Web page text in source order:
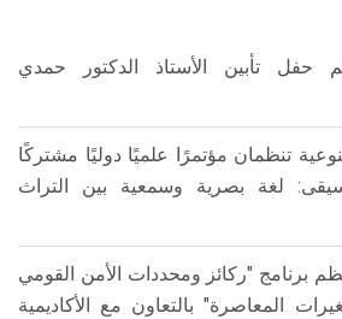
حفل تأبين الأستاذ الدكتور حمدي
النوعية تنظمان مؤتمرًا علميًا دوليًا مشتركًا
لغة بصرية وسمعية بين التراث
برنامج "ركائز ومحددات الأمن القومي
المعاصرة" بالتعاون مع الأكاديمية